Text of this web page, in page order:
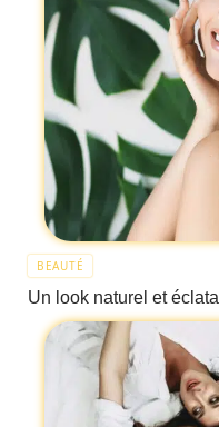
BEAUTÉ
Un look naturel et